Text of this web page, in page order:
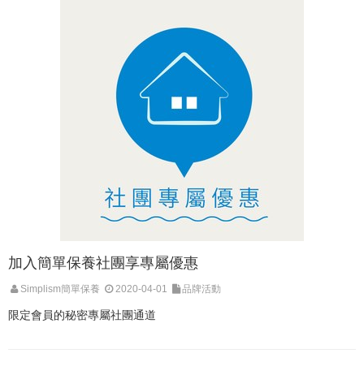
加入簡單保養社團享專屬優惠
Simplism簡單保養 2020-04-01 品牌活動
限定會員的秘密專屬社團通道